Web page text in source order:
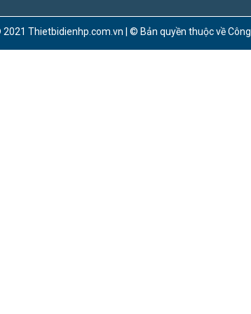
Thietbidienhp.com.vn | © Bản quyền thuộc về